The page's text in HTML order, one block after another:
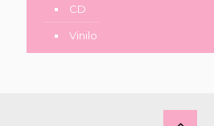
CD
Vinilo